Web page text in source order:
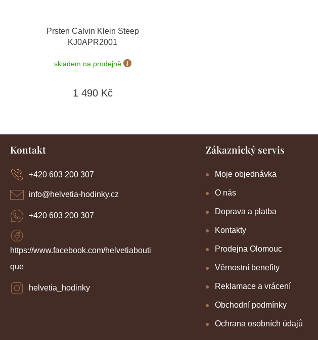
Prsten Calvin Klein Steep
KJ0APR2001
skladem na prodejně
1 490 Kč
Kontakt
info@helvetia-hodinky.cz
+420 603 200 307
https://www.facebook.com/helvetiabouti
que
helvetia_hodinky
+420 603 200 307
Zákaznický servis
Moje objednávka
O nás
Doprava a platba
Kontakty
Prodejna Olomouc
Věrnostní benefity
Reklamace a vrácení
Obchodní podmínky
Ochrana osobních údajů